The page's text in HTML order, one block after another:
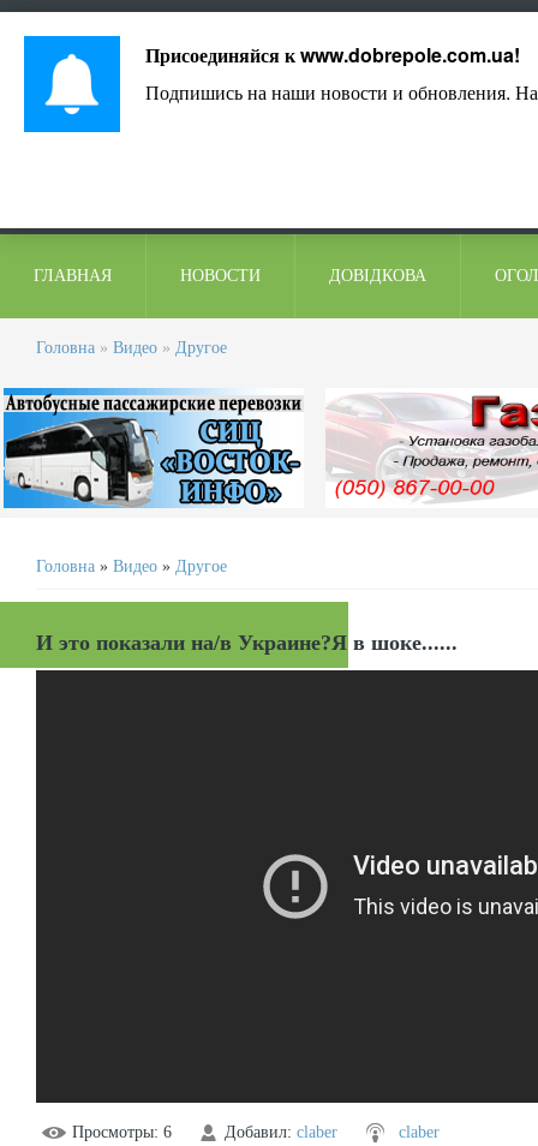
ГЛАВНАЯ НОВОСТИ ДОВІДКОВА
Головна » Видео » Другое
Головна » Видео » Другое
И это показали на/в Украине?Я в шоке......
Просмотры: 6 Добавил: claber claber
Присоединяйся кwww.dobrepole.com.ua!
Подпишись на наши новости и обновления.